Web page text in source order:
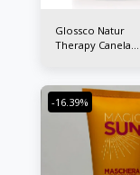
Glossco Natur
Therapy Canela
-16.39%